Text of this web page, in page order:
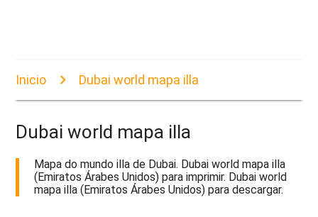
Inicio Dubai world mapa illa
Dubai world mapa illa
Mapa do mundo illa de Dubai. Dubai world mapa illa
(Emiratos Árabes Unidos) para imprimir. Dubai world
mapa illa (Emiratos Árabes Unidos) para descargar.